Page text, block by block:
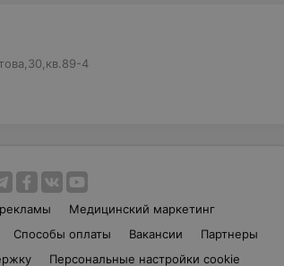
4
Медицинский маркетинг
Способы оплаты Вакансии
Партнеры
Персональные настройки cookie